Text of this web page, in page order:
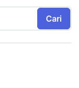
Cari